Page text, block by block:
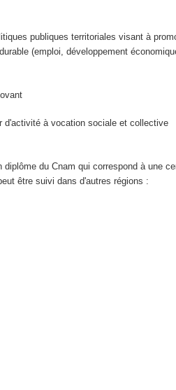
publiques territoriales visant à
(emploi, développement
d'activité à vocation sociale et collective
du Cnam qui correspond à une
être suivi dans d'autres régions :